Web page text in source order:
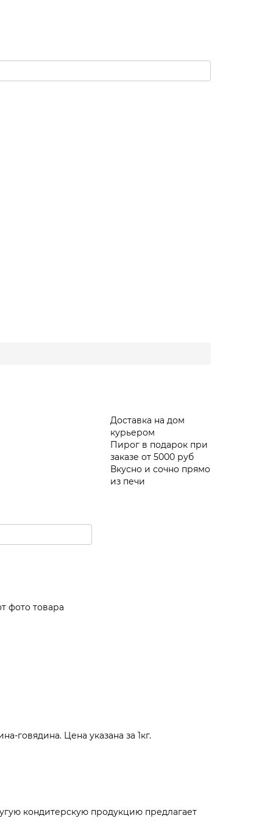
фото товара
Доставка на дом
курьером
Пирог в подарок при
заказе от 5000 руб
Вкусно и сочно прямо
из печи
говядина. Цена указана за 1кг.
кондитерскую продукцию предлагает